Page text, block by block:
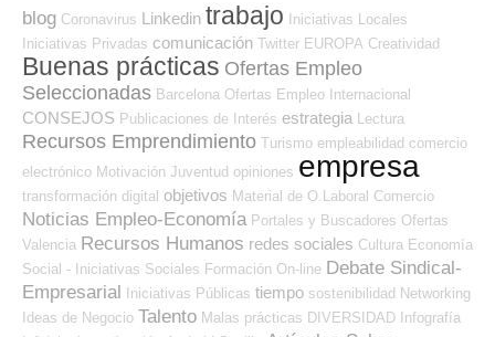
blog Coronavirus Linkedin trabajo
Iniciativas Locales
Iniciativas Privadas comunicación Twitter EUROPA Creatividad
Buenas prácticas Ofertas Empleo
Seleccionadas Barcelona Ofertas Empleo Internacional
CONSEJOS Publicaciones de Interés estrategia Lectura
Recursos Emprendimiento Turismo empleabilidad comercio
electrónico Motivación Juventud opiniones empresa
transformación digital objetivos Material de O.Laboral Comercio
Noticias Empleo-Economía Portales y Buscadores Ofertas
Valencia Recursos Humanos redes sociales Cultura Economía
Social - Iniciativas Sociales Formación On-line Debate Sindical-
Empresarial
Iniciativas Públicas tiempo sostenibilidad Networking
Ideas de Negocio Talento Malas prácticas DIVERSIDAD Infografía